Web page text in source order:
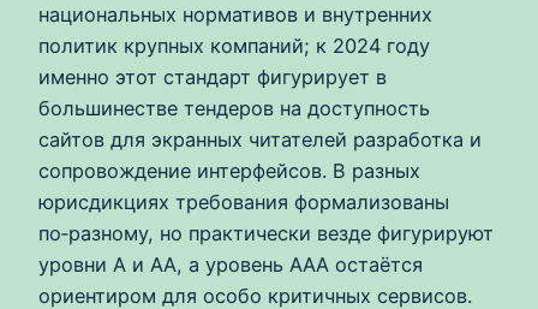
национальных нормативов и внутренних
политик крупных компаний; к 2024 году
именно этот стандарт фигурирует в
большинестве тендеров на доступность
сайтов для экранных читателей разработка и
сопровождение интерфейсов. В разных
юрисдикциях требования формализованы
по‑разному, но практически везде фигурируют
уровни A и AA, а уровень AAA остаётся
ориентиром для особо критичных сервисов.